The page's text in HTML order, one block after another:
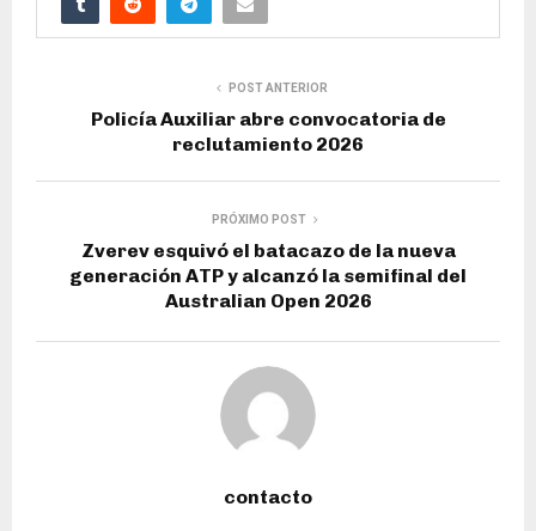
POST ANTERIOR
Policía Auxiliar abre convocatoria de
reclutamiento 2026
PRÓXIMO POST
Zverev esquivó el batacazo de la nueva
generación ATP y alcanzó la semifinal del
Australian Open 2026
contacto